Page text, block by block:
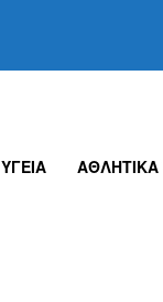
ΥΓΕΙΑ ΑΘΛΗΤΙΚΑ